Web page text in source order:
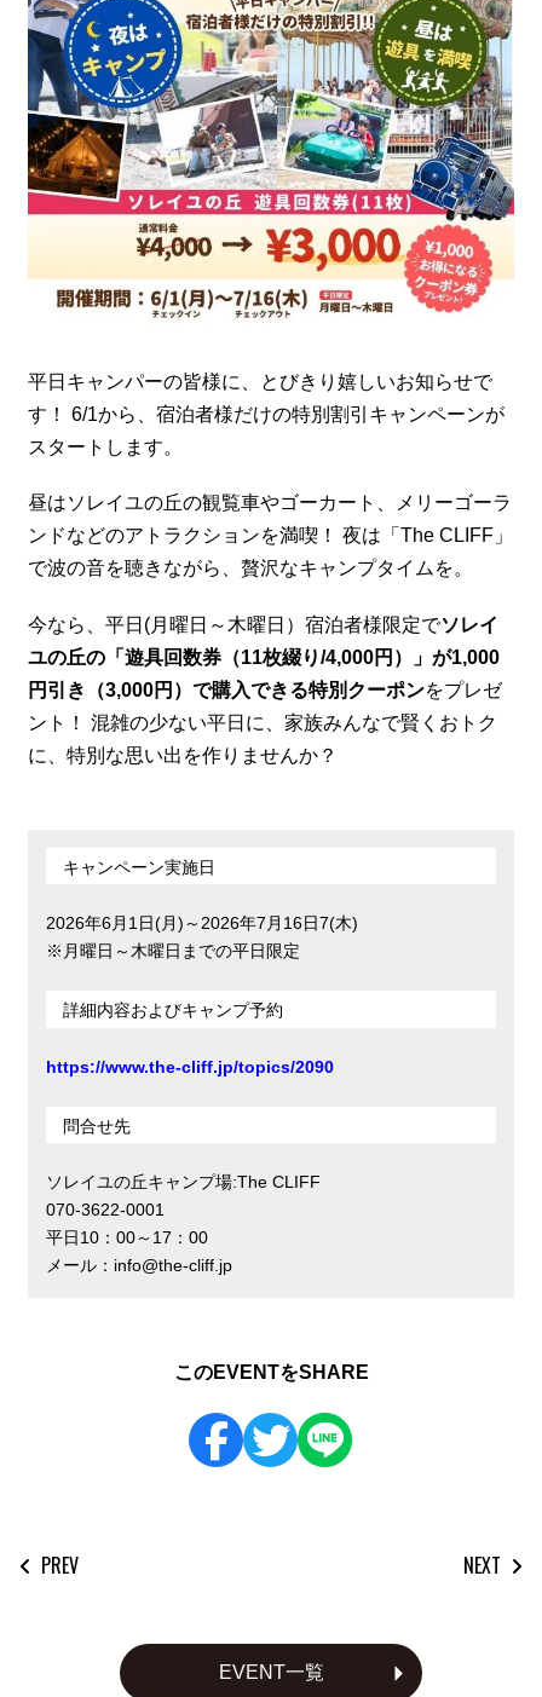
平日キャンパーの皆様に、とびきり嬉しいお知らせで
す！ 6/1から、宿泊者様だけの特別割引キャンペーンが
スタートします。
昼はソレイユの丘の観覧車やゴーカート、メリーゴーラ
ンドなどのアトラクションを満喫！ 夜は「The CLIFF」
で波の音を聴きながら、贅沢なキャンプタイムを。
今なら、平日(月曜日～木曜日）宿泊者様限定でソレイ
ユの丘の「遊具回数券（11枚綴り/4,000円）」が1,000
円引き（3,000円）で購入できる特別クーポンをプレゼ
ント！ 混雑の少ない平日に、家族みんなで賢くおトク
に、特別な思い出を作りませんか？
キャンペーン実施日
2026年6月1日(月)～2026年7月16日7(木)
※月曜日～木曜日までの平日限定
詳細内容およびキャンプ予約
https://www.the-cliff.jp/topics/2090
問合せ先
ソレイユの丘キャンプ場:The CLIFF
070-3622-0001
平日10：00～17：00
メール：info@the-cliff.jp
このEVENTをSHARE
PREV NEXT
EVENT一覧